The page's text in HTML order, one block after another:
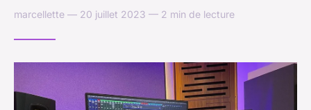
marcellette — 20 juillet 2023 — 2 min de lecture